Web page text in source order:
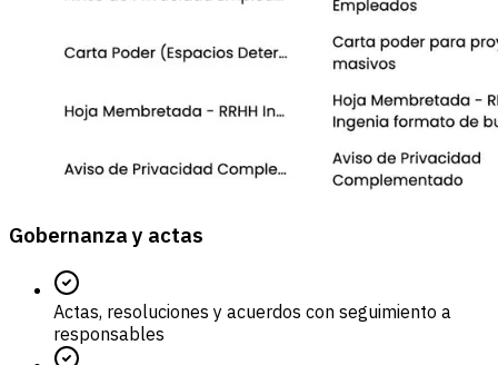
Gobernanza y actas
Actas, resoluciones y acuerdos con seguimiento a
responsables